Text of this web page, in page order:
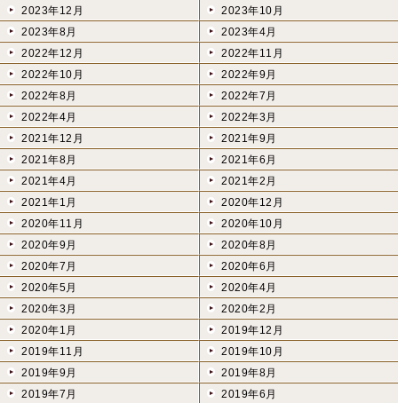
2023年12月
2023年10月
2023年8月
2023年4月
2022年12月
2022年11月
2022年10月
2022年9月
2022年8月
2022年7月
2022年4月
2022年3月
2021年12月
2021年9月
2021年8月
2021年6月
2021年4月
2021年2月
2021年1月
2020年12月
2020年11月
2020年10月
2020年9月
2020年8月
2020年7月
2020年6月
2020年5月
2020年4月
2020年3月
2020年2月
2020年1月
2019年12月
2019年11月
2019年10月
2019年9月
2019年8月
2019年7月
2019年6月